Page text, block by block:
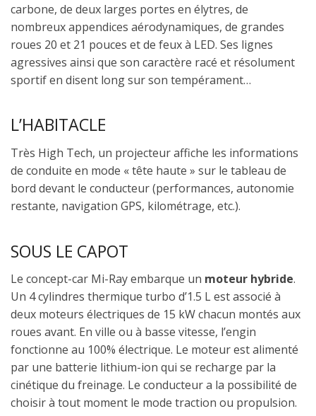
carbone, de deux larges portes en élytres, de
nombreux appendices aérodynamiques, de grandes
roues 20 et 21 pouces et de feux à LED. Ses lignes
agressives ainsi que son caractère racé et résolument
sportif en disent long sur son tempérament…
L’HABITACLE
Très High Tech, un projecteur affiche les informations
de conduite en mode « tête haute » sur le tableau de
bord devant le conducteur (performances, autonomie
restante, navigation GPS, kilométrage, etc.).
SOUS LE CAPOT
Le concept-car Mi-Ray embarque un moteur hybride.
Un 4 cylindres thermique turbo d’1.5 L est associé à
deux moteurs électriques de 15 kW chacun montés aux
roues avant. En ville ou à basse vitesse, l’engin
fonctionne au 100% électrique. Le moteur est alimenté
par une batterie lithium-ion qui se recharge par la
cinétique du freinage. Le conducteur a la possibilité de
choisir à tout moment le mode traction ou propulsion.